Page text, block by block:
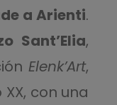
a Arienti.
Sant’Elia,
Elenk’Art,
con una